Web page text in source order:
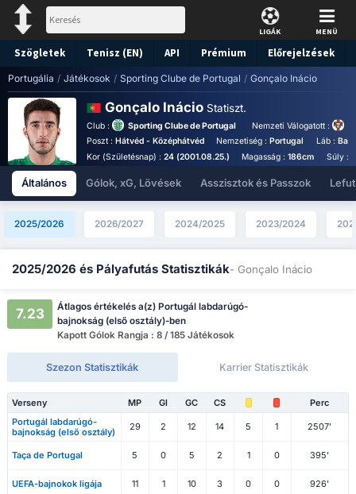
LIGÁK MENÜ
Szögletek Tenisz (EN) API Prémium Előrejelzések
Portugália / Játékosok / Sporting Clube de Portugal / Gonçalo Inácio
Gonçalo Inácio Statiszt.
Club : Sporting Clube de Portugal Nemzeti Válogatott :
Poszt : Hátvéd - Középhátvéd Nemzetiség :Portugal Láb : Bal
Kor (Születésnap) : 24 (2001.08.25.) Magasság :186cm Súly :
Általános Gólok, xG, Lövések Asszisztok és Passzok
2025/2026 2026/2027 2024/2025 2023/2024
2025/2026 és Pályafutás Statisztikák- Gonçalo Inácio
7.23
Átlagos értékelés a(z) Portugál labdarúgó-
bajnokság (első osztály)-ben
Kapott Gólok Rangja : 8 / 185 Játékosok
Szezon Statisztikák Karrier Statisztikák
Verseny MP Gl GC CS
Perc
Portugál labdarúgó-
bajnokság (első osztály)
29 2 12 14 5 1 2507'
Taça de Portugal 5 0 5 2 1 0 395'
UEFA-bajnokok ligája 11 1 10 3 0 0 926'